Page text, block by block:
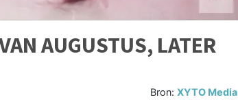
AUGUSTUS, LATER
Bron:XYTO Media